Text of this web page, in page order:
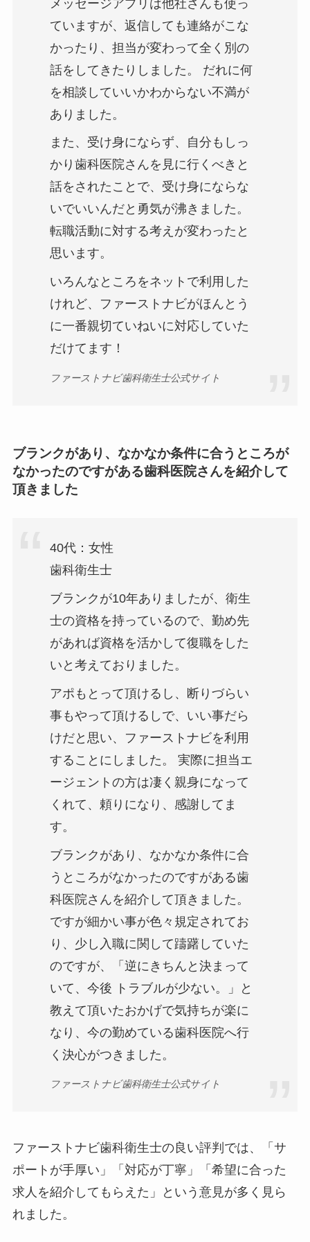
メッセージアプリは他社さんも使っ
ていますが、返信しても連絡がこな
かったり、担当が変わって全く別の
話をしてきたりしました。 だれに何
を相談していいかわからない不満が
ありました。
また、受け身にならず、自分もしっ
かり歯科医院さんを見に行くべきと
話をされたことで、受け身にならな
いでいいんだと勇気が沸きました。
転職活動に対する考えが変わったと
思います。
いろんなところをネットで利用した
けれど、ファーストナビがほんとう
に一番親切ていねいに対応していた
だけてます！
ファーストナビ歯科衛生士公式サイト
ブランクがあり、なかなか条件に合うところが
なかったのですがある歯科医院さんを紹介して
頂きました
40代：女性
歯科衛生士
ブランクが10年ありましたが、衛生
士の資格を持っているので、勤め先
があれば資格を活かして復職をした
いと考えておりました。
アポもとって頂けるし、断りづらい
事もやって頂けるしで、いい事だら
けだと思い、ファーストナビを利用
することにしました。 実際に担当エ
ージェントの方は凄く親身になって
くれて、頼りになり、感謝してま
す。
ブランクがあり、なかなか条件に合
うところがなかったのですがある歯
科医院さんを紹介して頂きました。
ですが細かい事が色々規定されてお
り、少し入職に関して躊躇していた
のですが、「逆にきちんと決まって
いて、今後 トラブルが少ない。」と
教えて頂いたおかげで気持ちが楽に
なり、今の勤めている歯科医院へ行
く決心がつきました。
ファーストナビ歯科衛生士公式サイト
ファーストナビ歯科衛生士の良い評判では、「サ
ポートが手厚い」「対応が丁寧」「希望に合った
求人を紹介してもらえた」という意見が多く見ら
れました。